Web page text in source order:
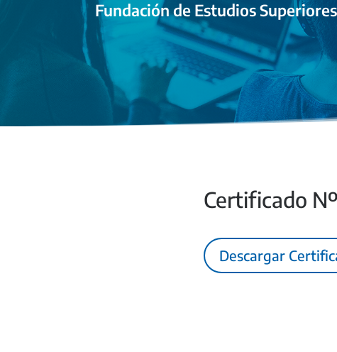
Fundación de Estudios
Certificado
Descargar